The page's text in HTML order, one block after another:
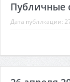
Публичные
Дата публикации: